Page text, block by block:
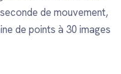
de mouvement,
de points à 30 images